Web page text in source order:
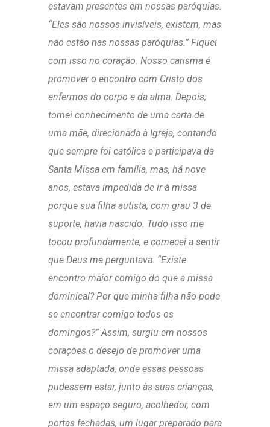
estavam presentes em nossas paróquias.
“Eles são nossos invisíveis, existem, mas
não estão nas nossas paróquias.” Fiquei
com isso no coração. Nosso carisma é
promover o encontro com Cristo dos
enfermos do corpo e da alma. Depois,
tomei conhecimento de uma carta de
uma mãe, direcionada à Igreja, contando
que sempre foi católica e participava da
Santa Missa em família, mas, há nove
anos, estava impedida de ir à missa
porque sua filha autista, com grau 3 de
suporte, havia nascido. Tudo isso me
tocou profundamente, e comecei a sentir
que Deus me perguntava: “Existe
encontro maior comigo do que a missa
dominical? Por que minha filha não pode
se encontrar comigo todos os
domingos?” Assim, surgiu em nossos
corações o desejo de promover uma
missa adaptada, onde essas pessoas
pudessem estar, junto às suas crianças,
em um espaço seguro, acolhedor, com
portas fechadas, um lugar preparado para